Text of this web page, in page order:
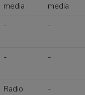
media
media
- -
- -
Radio
-